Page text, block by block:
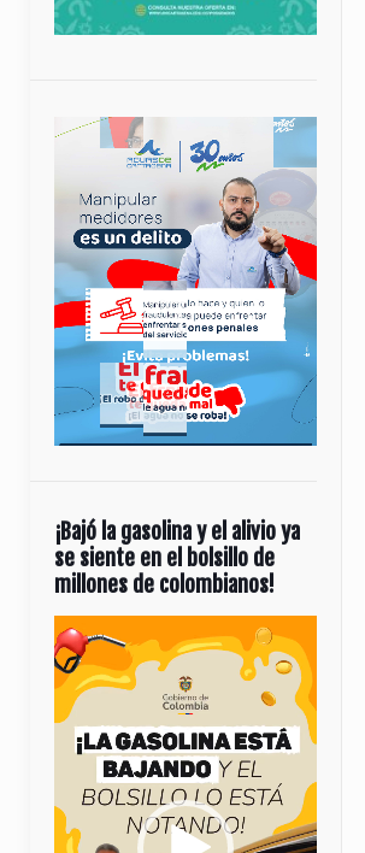
¡Bajó la gasolina y el alivio ya
se siente en el bolsillo de
millones de colombianos!
Reproductor
de
vídeo